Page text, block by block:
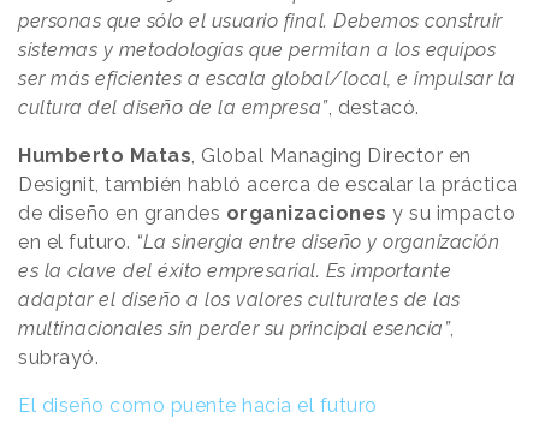
personas que sólo el usuario final. Debemos construir
sistemas y metodologías que permitan a los equipos
ser más eficientes a escala global/local, e impulsar la
cultura del diseño de la empresa”, destacó.
Humberto Matas, Global Managing Director en
Designit, también habló acerca de escalar la práctica
de diseño en grandes organizaciones y su impacto
en el futuro. “La sinergia entre diseño y organización
es la clave del éxito empresarial. Es importante
adaptar el diseño a los valores culturales de las
multinacionales sin perder su principal esencia”,
subrayó.
El diseño como puente hacia el futuro